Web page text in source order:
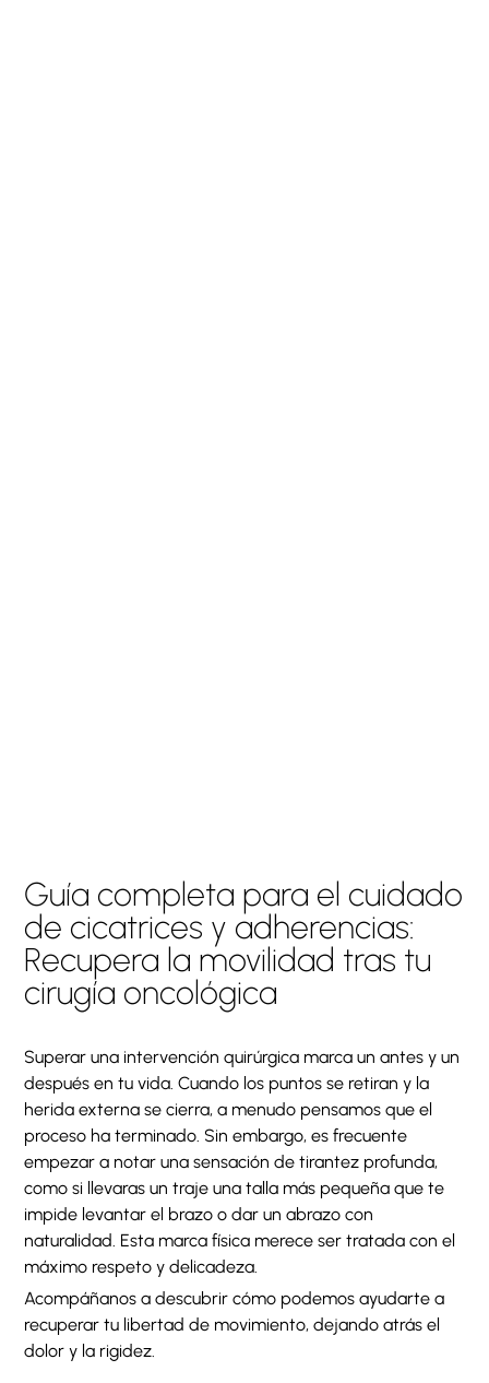
Guía completa para el cuidado
de cicatrices y adherencias:
Recupera la movilidad tras tu
cirugía oncológica
Superar una intervención quirúrgica marca un antes y un
después en tu vida. Cuando los puntos se retiran y la
herida externa se cierra, a menudo pensamos que el
proceso ha terminado. Sin embargo, es frecuente
empezar a notar una sensación de tirantez profunda,
como si llevaras un traje una talla más pequeña que te
impide levantar el brazo o dar un abrazo con
naturalidad. Esta marca física merece ser tratada con el
máximo respeto y delicadeza.
Acompáñanos a descubrir cómo podemos ayudarte a
recuperar tu libertad de movimiento, dejando atrás el
dolor y la rigidez.